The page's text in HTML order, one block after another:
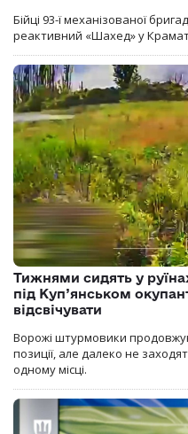
Бійці 93-ї механізованої
реактивний «Шахед» у
Тижнями сидять у
під Куп’янськом
відсвічувати
Ворожі штурмовики
позиції, але далеко не
одному місці.